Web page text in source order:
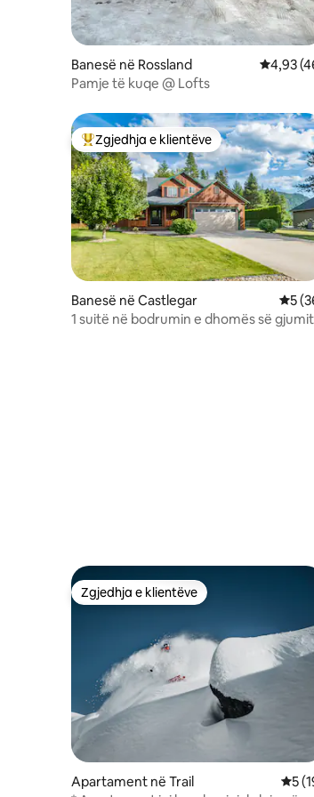
Banesë në Rossland
4,93
Pamje të kuqe @ Lofts
Më të mirat e zgjedhjeve të klientëve
Zgjedhja e klientëve
Banesë në Castlegar
5
1 suitë në bodrumin e dhomës së gjumit
Zgjedhja e klientëve
Zgjedhja e klientëve
Apartament në Trail
5